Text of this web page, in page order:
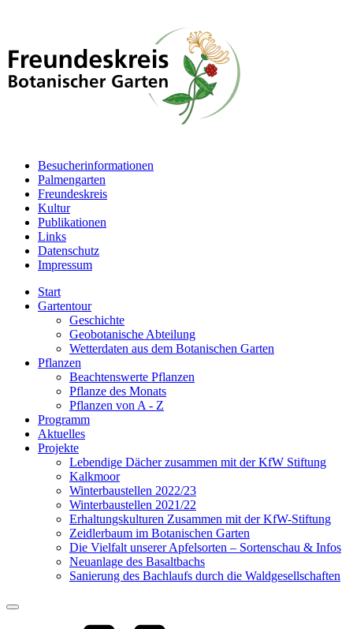
Besucherinformationen
Palmengarten
Freundeskreis
Kultur
Publikationen
Links
Datenschutz
Impressum
Start
Gartentour
Geschichte
Geobotanische Abteilung
Wetterdaten aus dem Botanischen Garten
Pflanzen
Beachtenswerte Pflanzen
Pflanze des Monats
Pflanzen von A - Z
Programm
Aktuelles
Projekte
Lebendige Dächer zusammen mit der KfW Stiftung
Kalkmoor
Winterbaustellen 2022/23
Winterbaustellen 2021/22
Erhaltungskulturen Zusammen mit der KfW-Stiftung
Zeidlerbaum im Botanischen Garten
Die Vielfalt unserer Apfelsorten – Sortenschau & Infos
Neuanlage des Basaltbachs
Sanierung des Bachlaufs durch die Waldgesellschaften